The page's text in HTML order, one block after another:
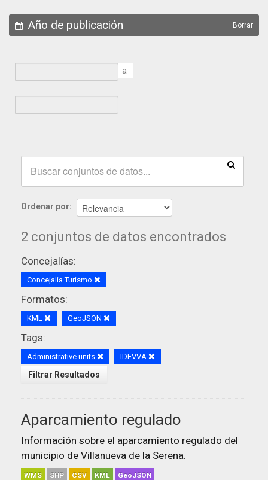
Año de publicación Borrar
a
Ordenar por
2 conjuntos de datos encontrados
Concejalías:
Concejalía Turismo
Formatos:
KML GeoJSON
Tags:
Administrative units IDEVVA
Filtrar Resultados
Aparcamiento regulado
Información sobre el aparcamiento regulado del
municipio de Villanueva de la Serena.
WMS SHP CSV KML GeoJSON